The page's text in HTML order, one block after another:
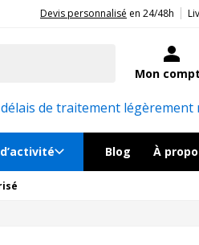
aux côtés des professionnels et
Devis personnalisé en 24/48h
Mon
de traitement légèrement
Blog À